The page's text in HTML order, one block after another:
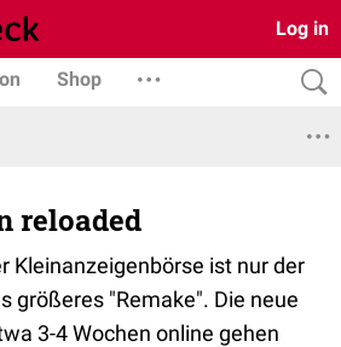
Log in
Shop
reloaded
Kleinanzeigenbörse ist nur der
größeres "Remake". Die neue
3-4 Wochen online gehen